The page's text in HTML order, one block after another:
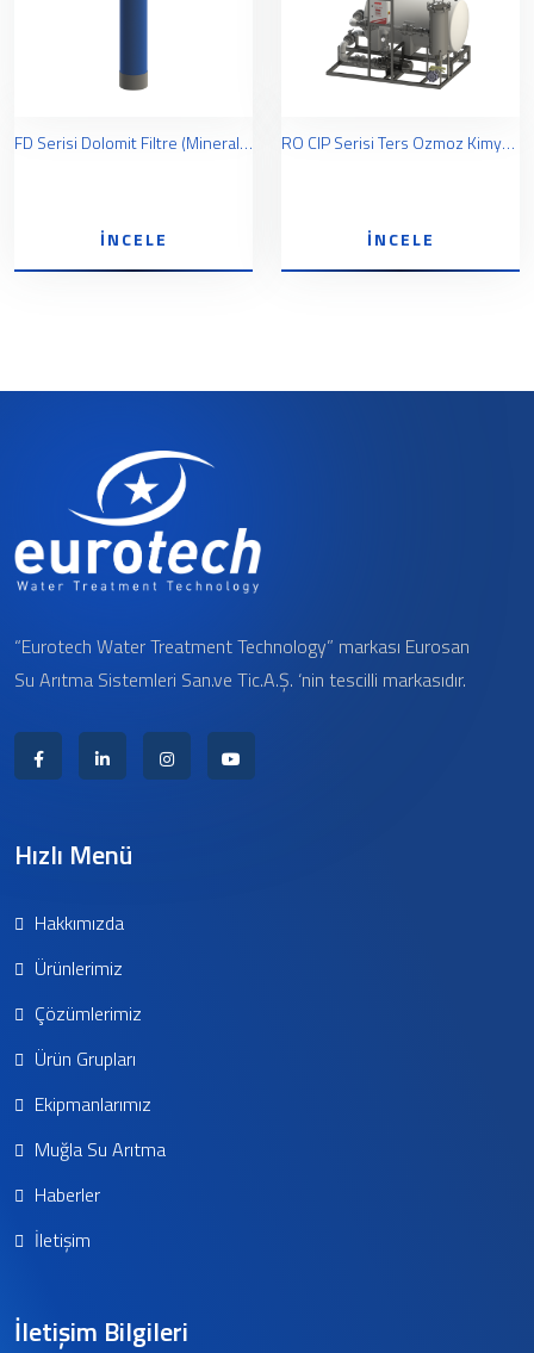
FD Serisi Dolomit Filtre (Minerallendirme) Sistemleri
İNCELE
RO CIP Serisi Ters Ozmoz Kimyasal Yıkama Ünitesi
İNCELE
“Eurotech Water Treatment Technology” markası Eurosan
Su Arıtma Sistemleri San.ve Tic.A.Ş. ‘nin tescilli markasıdır.
Hızlı Menü
Hakkımızda
Ürünlerimiz
Çözümlerimiz
Ürün Grupları
Ekipmanlarımız
Muğla Su Arıtma
Haberler
İletişim
İletişim Bilgileri